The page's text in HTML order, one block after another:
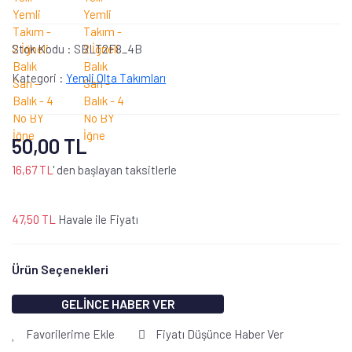
Stok Kodu : SBLT2F8_4B
Kategori : Yemli Olta Takımları
50,00 TL
16,67 TL ' den başlayan taksitlerle
47,50 TL Havale ile Fiyatı
Ürün Seçenekleri
GELİNCE HABER VER
Favorilerime Ekle Fiyatı Düşünce Haber Ver